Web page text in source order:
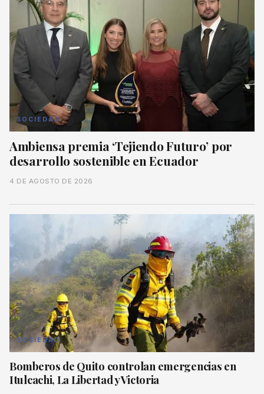
SOCIEDAD
Ambiensa premia ‘Tejiendo Futuro’ por
desarrollo sostenible en Ecuador
4 DE AGOSTO DE 2026
SOCIEDAD
Bomberos de Quito controlan emergencias en
Itulcachi, La Libertad y Victoria